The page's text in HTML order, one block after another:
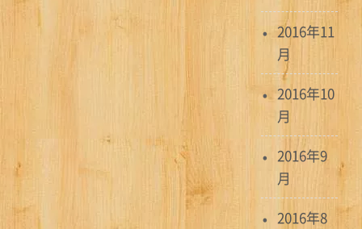
2016年11
月
2016年10
月
2016年9
月
2016年8